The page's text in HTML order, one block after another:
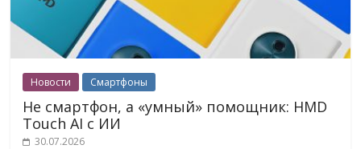
Новости Смартфоны
Не смартфон, а «умный» помощник: HMD
Touch AI с ИИ
30.07.2026